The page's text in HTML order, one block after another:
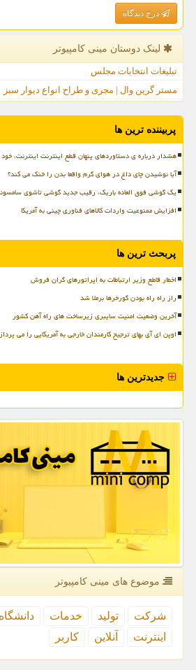
درج دیدگاه
لینک دوستان مینی كامپیوتر
تبلیغات انتخابات مجلس
مستر گرین وال | مجری و طراح انواع دیوار سبز
پربیننده ترین ها
هشدار درباره ی دستاوردهای پنهان قطع اینترنت اینترنت،
آیا نوشیدن چای داغ در هوای گرم واقعا بدن را خنک می کند؟
یک گوشی فوق العاده باریک، رقیب جدید گوشی تاشوی
افزایش ممنوعیت واردات کالاهای فناوری چینی به آمریکا
پربحث ترین ها
اخطار قاطع وزیر ارتباطات به اپراتورهای گران فروش
راز راه راه بودن گورخرها برملا شد
آخرین وضعیت امنیت سایبری زیرساخت های راه آهن کشور
اوپن ای آی بهای ترجیح کارمندان خارجی به آمریکایی را می
جدیدترین ها
موضوع های مینی كامپیوتر
شركت تولید خدمات دانشگاه
اینترنت
آنلاین كاربر